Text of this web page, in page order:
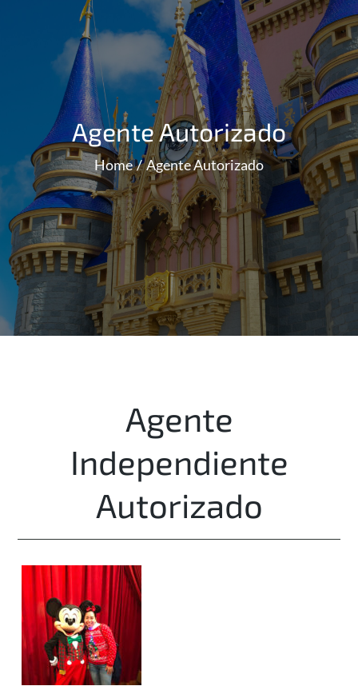
Agente Autorizado
Home Agente Autorizado
Agente
Independiente
Autorizado